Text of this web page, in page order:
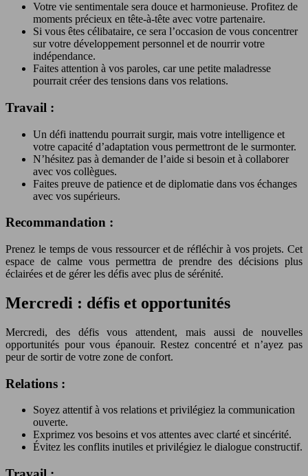
Votre vie sentimentale sera douce et harmonieuse. Profitez de
moments précieux en tête-à-tête avec votre partenaire.
Si vous êtes célibataire, ce sera l’occasion de vous concentrer
sur votre développement personnel et de nourrir votre
indépendance.
Faites attention à vos paroles, car une petite maladresse
pourrait créer des tensions dans vos relations.
Travail :
Un défi inattendu pourrait surgir, mais votre intelligence et
votre capacité d’adaptation vous permettront de le surmonter.
N’hésitez pas à demander de l’aide si besoin et à collaborer
avec vos collègues.
Faites preuve de patience et de diplomatie dans vos échanges
avec vos supérieurs.
Recommandation :
Prenez le temps de vous ressourcer et de réfléchir à vos projets. Cet
espace de calme vous permettra de prendre des décisions plus
éclairées et de gérer les défis avec plus de sérénité.
Mercredi : défis et opportunités
Mercredi, des défis vous attendent, mais aussi de nouvelles
opportunités pour vous épanouir. Restez concentré et n’ayez pas
peur de sortir de votre zone de confort.
Relations :
Soyez attentif à vos relations et privilégiez la communication
ouverte.
Exprimez vos besoins et vos attentes avec clarté et sincérité.
Évitez les conflits inutiles et privilégiez le dialogue constructif.